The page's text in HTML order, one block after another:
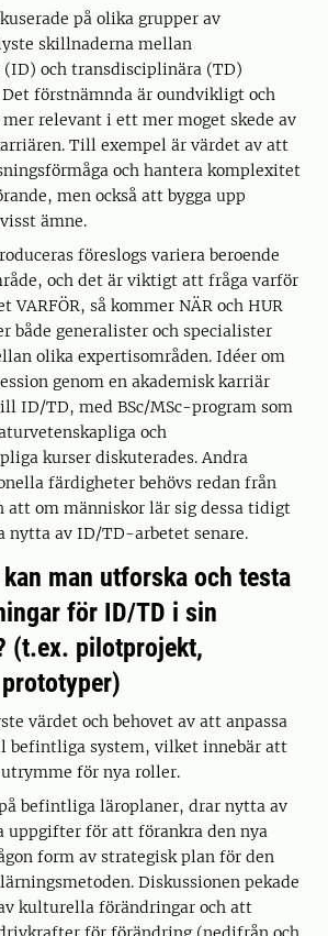
på olika grupper av
skillnaderna mellan
och transdisciplinära (TD)
förstnämnda är oundvikligt och
relevant i ett mer moget skede av
Till exempel är värdet av att
och hantera komplexitet
men också att bygga upp
ämne.
föreslogs variera beroende
och det är viktigt att fråga varför
VARFÖR, så kommer NÄR och HUR
både generalister och specialister
olika expertisområden. Idéer om
genom en akademisk karriär
ID/TD, med BSc/MSc-program som
och
kurser diskuterades. Andra
färdigheter behövs redan från
att om människor lär sig dessa tidigt
nytta av ID/TD-arbetet senare.
man utforska och testa
för ID/TD i sin
(t.ex. pilotprojekt,
värdet och behovet av att anpassa
system, vilket innebär att
för nya roller.
befintliga läroplaner, drar nytta av
uppgifter för att förankra den nya
form av strategisk plan för den
Diskussionen pekade
kulturella förändringar och att